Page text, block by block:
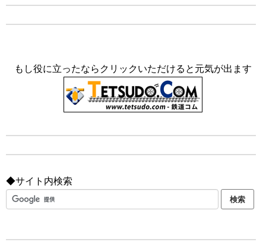
もし役に立ったならクリックいただけると元気が出ます
◆サイト内検索